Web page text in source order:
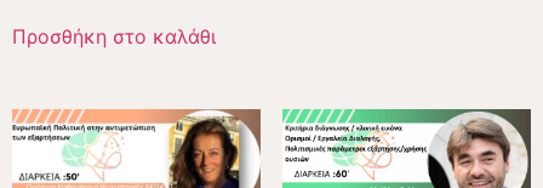
Προσθήκη στο καλάθι